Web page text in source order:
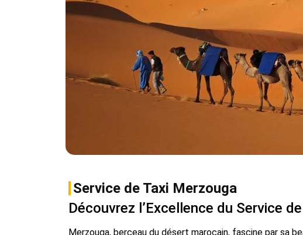
Service de Taxi Merzouga
Découvrez l’Excellence du Service
Merzouga, berceau du désert marocain, fascine par sa